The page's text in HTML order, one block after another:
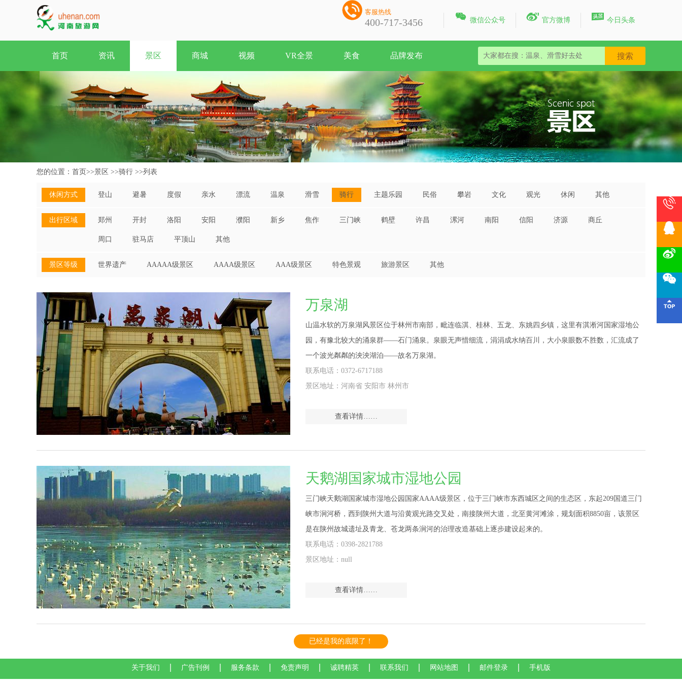
 微信公众号  官方微博  今日头条
 客服热线
400-717-3456
首页 资讯 景区 商城 视频 VR全景 美食 品牌发布
您的位置： 首页>>景区 >>骑行 >>列表
休闲方式 登山 避暑 度假 亲水 漂流 温泉 滑雪 骑行 主题乐园 民俗 攀岩 文化 观光 休闲 其他
出行区域 郑州 开封 洛阳 安阳 濮阳 新乡 焦作 三门峡 鹤壁 许昌 漯河 南阳 信阳 济源 商丘
周口 驻马店 平顶山 其他
景区等级 世界遗产 AAAAA级景区 AAAA级景区 AAA级景区 特色景观 旅游景区 其他
万泉湖
山温水软的万泉湖风景区位于林州市南部，毗连临淇、桂林、五龙、东姚四乡镇，这里有淇淅河国家湿地公
园，有豫北较大的涌泉群——石门涌泉。泉眼无声惜细流，涓涓成水纳百川，大小泉眼数不胜数，汇流成了
一个波光粼粼的泱泱湖泊——故名万泉湖。
联系电话：0372-6717188
景区地址：河南省 安阳市 林州市
查看详情……
天鹅湖国家城市湿地公园
三门峡天鹅湖国家城市湿地公园国家AAAA级景区，位于三门峡市东西城区之间的生态区，东起209国道三门
峡市涧河桥，西到陕州大道与沿黄观光路交叉处，南接陕州大道，北至黄河滩涂，规划面积8850亩，该景区
是在陕州故城遗址及青龙、苍龙两条涧河的治理改造基础上逐步建设起来的。
联系电话：0398-2821788
景区地址：null
查看详情……
已经是我的底限了！
关于我们 广告刊例 服务条款 免责声明 诚聘精英 联系我们 网站地图 邮件登录 手机版




